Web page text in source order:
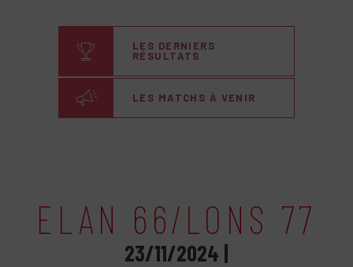
LES DERNIERS
RÉSULTATS
LES MATCHS À VENIR
ELAN 66/LONS 77
23/11/2024 |